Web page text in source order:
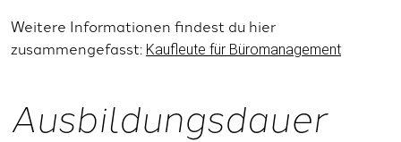
Weitere Informationen findest du hier
zusammengefasst: Kaufleute für Büromanagement
Ausbildungsdauer